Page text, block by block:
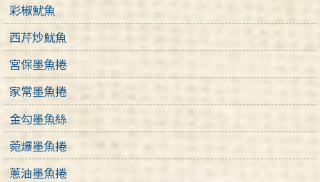
彩椒魷魚
西芹炒魷魚
宮保墨魚捲
家常墨魚捲
金勾墨魚絲
菀爆墨魚捲
蔥油墨魚捲